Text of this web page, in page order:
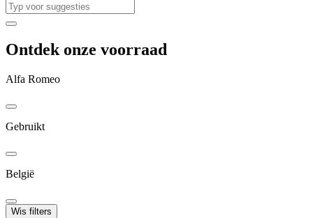
Ontdek onze voorraad
Alfa Romeo
Gebruikt
België
Wis filters